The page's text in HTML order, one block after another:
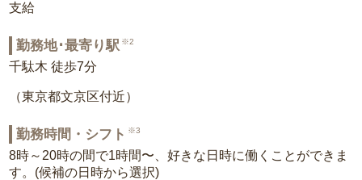
支給
勤務地･最寄り駅 ※2
千駄木 徒歩7分
（東京都文京区付近）
勤務時間・シフト ※3
8時～20時の間で1時間〜、好きな日時に働くことができま
す。(候補の日時から選択)